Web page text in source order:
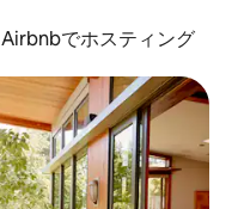
Airbnbでホスティング